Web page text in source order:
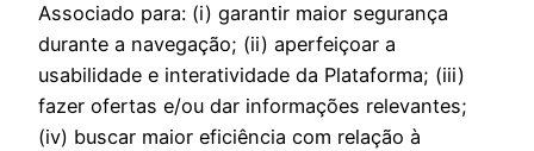
Associado para: (i) garantir maior segurança
durante a navegação; (ii) aperfeiçoar a
usabilidade e interatividade da Plataforma; (iii)
fazer ofertas e/ou dar informações relevantes;
(iv) buscar maior eficiência com relação à